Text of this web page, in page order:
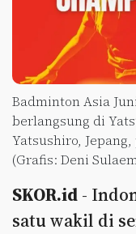
Badminton Asia
berlangsung di
Yatsushiro, Jepang,
(Grafis: Deni
SKOR.id -
satu wakil di